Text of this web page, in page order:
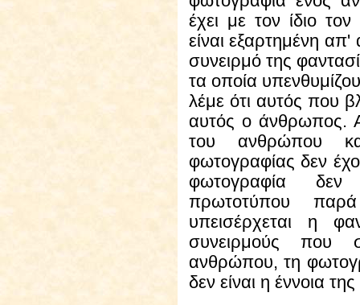
έχει με τον ίδιο
είναι εξαρτημένη
συνειρμό της
τα οποία
λέμε ότι αυτός που
αυτός ο άνθρωπος.
του ανθρώπου
φωτογραφίας δεν
φωτογραφία δεν
πρωτοτύπου
υπεισέρχεται η
συνειρμούς που
ανθρώπου, τη
δεν είναι η έννοια